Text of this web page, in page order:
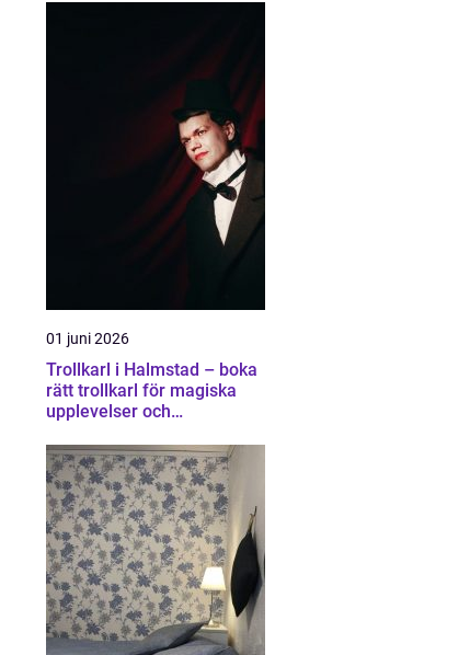
01 juni 2026
Trollkarl i Halmstad – boka
rätt trollkarl för magiska
upplevelser och